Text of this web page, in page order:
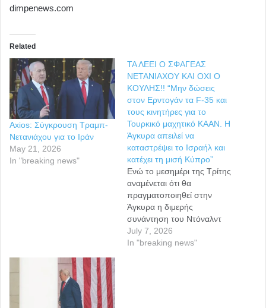
dimpenews.com
Related
Axios: Σύγκρουση Τραμπ-
Νετανιάχου για το Ιράν
May 21, 2026
In "breaking news"
ΤΑ ΛΕΕΙ Ο ΣΦΑΓΕΑΣ
ΝΕΤΑΝΙΑΧΟΥ ΚΑΙ ΟΧΙ Ο
ΚΟΥΛΗΣ!! “Μην δώσεις
στον Ερντογάν τα F-35 και
τους κινητήρες για το
Τουρκικό μαχητικό ΚΑΑΝ. Η
Άγκυρα απειλεί να
καταστρέψει το Ισραήλ και
κατέχει τη μισή Κύπρο”
Ενώ το μεσημέρι της Τρίτης
αναμένεται ότι θα
πραγματοποιηθεί στην
Άγκυρα η διμερής
συνάντηση του Ντόναλντ
Τραμπ με τον Ρετζέπ Ταγίπ
Ερντογάν , ο
July 7, 2026
In "breaking news"